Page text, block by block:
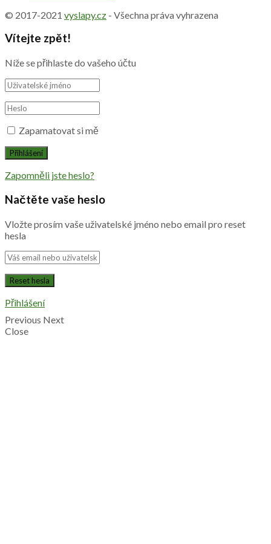
© 2017-2021 vyslapy.cz - Všechna práva vyhrazena
Vítejte zpět!
Níže se přihlaste do vašeho účtu
Zapamatovat si mě
Zapomněli jste heslo?
Načtěte vaše heslo
Vložte prosím vaše uživatelské jméno nebo email pro reset
hesla
Přihlášení
Previous Next
Close